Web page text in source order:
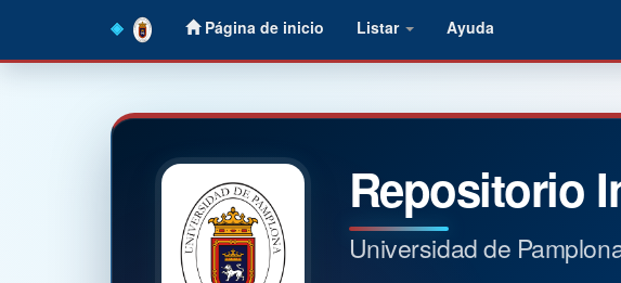
Página de inicio Listar Ayuda
Repositorio
Universidad de